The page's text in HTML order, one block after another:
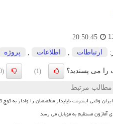
20:50:45
ارتباطات اطلاعات پروژه
را می پسندید؟ (1)
(0)
مطالب مرتبط
وقتی اینترنت ناپایدار متخصصان را وادار به کوچ
آمازون مستقیم به موبایل می رسد